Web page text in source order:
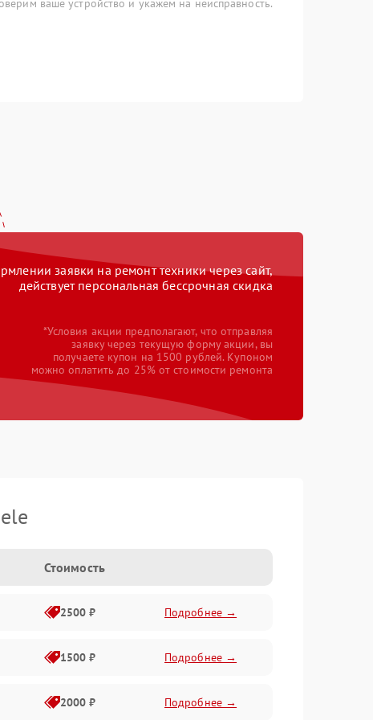
ваше устройство и укажем на неисправность.
заявки на ремонт техники через сайт,
действует персональная бессрочная скидка
*Условия акции предполагают, что отправляя
заявку через текущую форму акции, вы
получаете купон на 1500 рублей. Купоном
можно оплатить до 25% от стоимости ремонта
Стоимость
2500 ₽ Подробнее →
1500 ₽ Подробнее →
2000 ₽ Подробнее →